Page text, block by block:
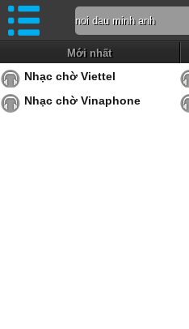
Mới nhất
Nhạc chờ Viettel
Nhạc chờ Vinaphone